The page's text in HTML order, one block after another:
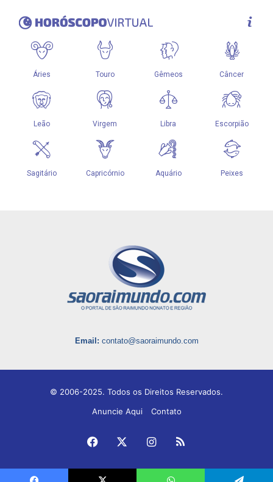
Email: contato@saoraimundo.com
© 2006-2025. Todos os Direitos Reservados.
Anuncie Aqui
Contato
Facebook Instagram
RSS